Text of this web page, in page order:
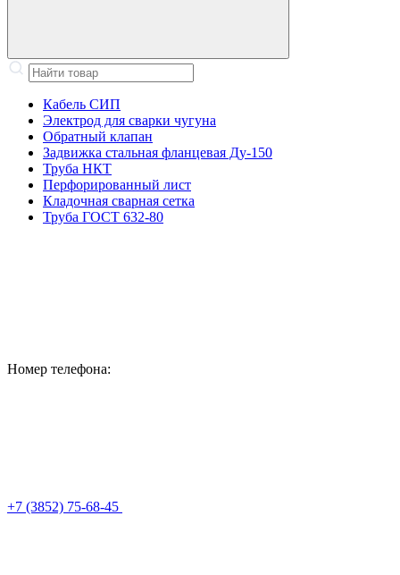
Кабель СИП
Электрод для сварки чугуна
Обратный клапан
Задвижка стальная фланцевая Ду-150
Труба НКТ
Перфорированный лист
Кладочная сварная сетка
Труба ГОСТ 632-80
Номер телефона:
+7 (3852) 75-68-45